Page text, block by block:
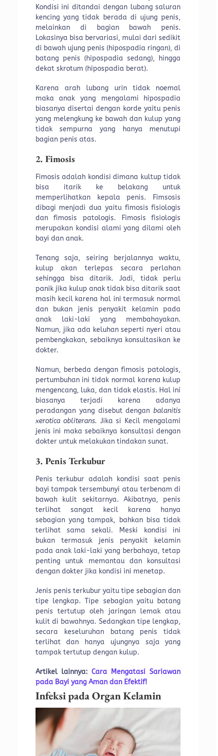
Kondisi ini ditandai dengan lubang saluran
kencing yang tidak berada di ujung penis,
melainkan di bagian bawah penis.
Lokasinya bisa bervariasi, mulai dari sedikit
di bawah ujung penis (hipospadia ringan), di
batang penis (hipospadia sedang), hingga
dekat skrotum (hipospadia berat).
Karena arah lubang urin tidak noemal
maka anak yang mengalami hipospadia
biasanya disertai dengan korde yaitu penis
yang melengkung ke bawah dan kulup yang
tidak sempurna yang hanya menutupi
bagian penis atas.
2. Fimosis
Fimosis adalah kondisi dimana kultup tidak
bisa itarik ke belakang untuk
memperlihatkan kepala penis. Fimsosis
dibagi menjadi dua yaitu fimosis fisiologis
dan fimosis patologis. Fimosis fisiologis
merupakan kondisi alami yang dilami oleh
bayi dan anak.
Tenang saja, seiring berjalannya waktu,
kulup akan terlepas secara perlahan
sehingga bisa ditarik. Jadi, tidak perlu
panik jika kulup anak tidak bisa ditarik saat
masih kecil karena hal ini termasuk normal
dan bukan jenis penyakit kelamin pada
anak laki-laki yang membahayakan.
Namun, jika ada keluhan seperti nyeri atau
pembengkakan, sebaiknya konsultasikan ke
dokter.
Namun, berbeda dengan fimosis patologis,
pertumbuhan ini tidak normal karena kulup
mengencang, luka, dan tidak elastis. Hal ini
biasanya terjadi karena adanya
peradangan yang disebut denganbalanitis
xerotica obliterans. Jika si Kecil mengalami
jenis ini maka sebaiknya konsultasi dengan
dokter untuk melakukan tindakan sunat.
3. Penis Terkubur
Penis terkubur adalah kondisi saat penis
bayi tampak tersembunyi atau terbenam di
bawah kulit sekitarnya. Akibatnya, penis
terlihat sangat kecil karena hanya
sebagian yang tampak, bahkan bisa tidak
terlihat sama sekali. Meski kondisi ini
bukan termasuk jenis penyakit kelamin
pada anak laki-laki yang berbahaya, tetap
penting untuk memantau dan konsultasi
dengan dokter jika kondisi ini menetap.
Jenis penis terkubur yaitu tipe sebagian dan
tipe lengkap. Tipe sebagian yaitu batang
penis tertutup oleh jaringan lemak atau
kulit di bawahnya. Sedangkan tipe lengkap,
secara keseluruhan batang penis tidak
terlihat dan hanya ujungnya saja yang
tampak tertutup dengan kulup.
Artikel lainnya: Cara Mengatasi Sariawan
pada Bayi yang Aman dan Efektif!
Infeksi pada Organ Kelamin